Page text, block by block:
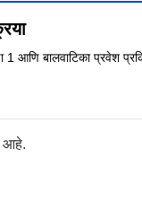
आणि बालवाटिका प्रवेश
आहे.